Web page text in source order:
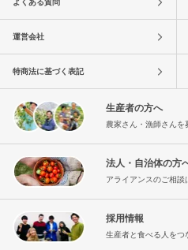
運営会社
特商法に基づく表記
生産者の方へ
農家さん・漁師さんを
法人・自治体の方
アライアンスのご相談
採用情報
生産者と食べる人をつ